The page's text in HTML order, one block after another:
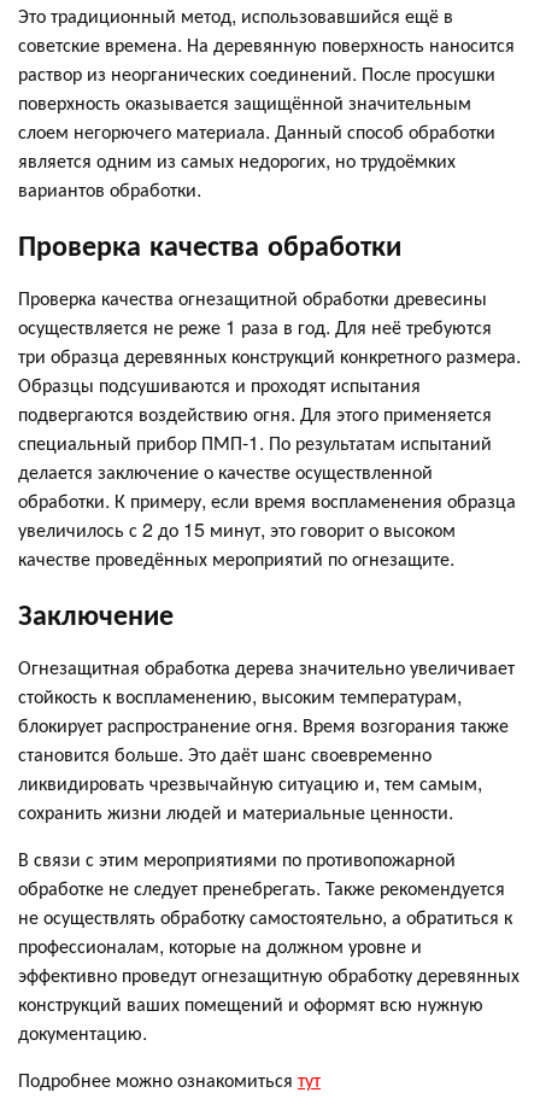
Это традиционный метод, использовавшийся ещё в
советские времена. На деревянную поверхность наносится
раствор из неорганических соединений. После просушки
поверхность оказывается защищённой значительным
слоем негорючего материала. Данный способ обработки
является одним из самых недорогих, но трудоёмких
вариантов обработки.
Проверка качества обработки
Проверка качества огнезащитной обработки древесины
осуществляется не реже 1 раза в год. Для неё требуются
три образца деревянных конструкций конкретного размера.
Образцы подсушиваются и проходят испытания
подвергаются воздействию огня. Для этого применяется
специальный прибор ПМП-1. По результатам испытаний
делается заключение о качестве осуществленной
обработки. К примеру, если время воспламенения образца
увеличилось с 2 до 15 минут, это говорит о высоком
качестве проведённых мероприятий по огнезащите.
Заключение
Огнезащитная обработка дерева значительно увеличивает
стойкость к воспламенению, высоким температурам,
блокирует распространение огня. Время возгорания также
становится больше. Это даёт шанс своевременно
ликвидировать чрезвычайную ситуацию и, тем самым,
сохранить жизни людей и материальные ценности.
В связи с этим мероприятиями по противопожарной
обработке не следует пренебрегать. Также рекомендуется
не осуществлять обработку самостоятельно, а обратиться к
профессионалам, которые на должном уровне и
эффективно проведут огнезащитную обработку деревянных
конструкций ваших помещений и оформят всю нужную
документацию.
Подробнее можно ознакомиться тут